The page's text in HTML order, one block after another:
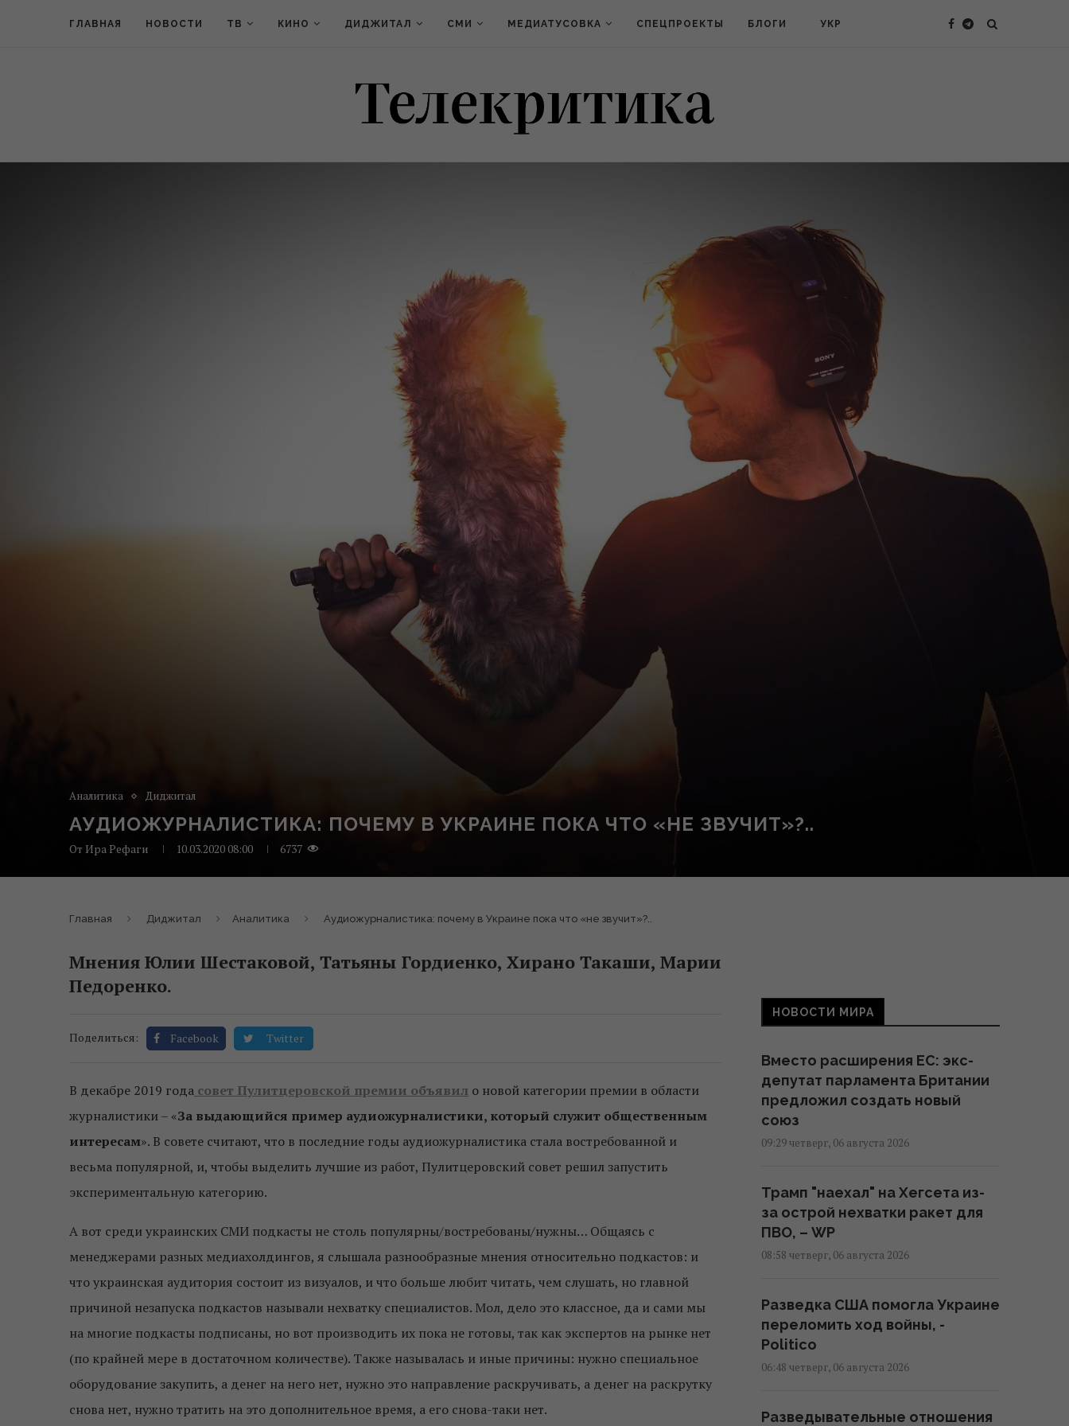
ГЛАВНАЯ НОВОСТИ ТВ КИНО ДИДЖИТАЛ СМИ МЕДИАТУСОВКА СПЕЦПРОЕКТЫ БЛОГИ УКР
Аналитика Диджитал
АУДИОЖУРНАЛИСТИКА: ПОЧЕМУ В УКРАИНЕ ПОКА ЧТО «НЕ ЗВУЧИТ»?..
От Ира Рефаги 10.03.2020 08:00 6737
Главная Диджитал Аналитика Аудиожурналистика: почему в Украине пока что «не звучит»?..
Мнения Юлии Шестаковой, Татьяны Гордиенко, Хирано Такаши, Марии
Педоренко.
Поделиться: Facebook Twitter
В декабре 2019 года совет Пулитцеровской премии объявил о новой категории премии в области
журналистики – «За выдающийся пример аудиожурналистики, который служит общественным
интересам». В совете считают, что в последние годы аудиожурналистика стала востребованной и
весьма популярной, и, чтобы выделить лучшие из работ, Пулитцеровский совет решил запустить
экспериментальную категорию.
А вот среди украинских СМИ подкасты не столь популярны/востребованы/нужны… Общаясь с
менеджерами разных медиахолдингов, я слышала разнообразные мнения относительно подкастов: и
что украинская аудитория состоит из визуалов, и что больше любит читать, чем слушать, но главной
причиной незапуска подкастов называли нехватку специалистов. Мол, дело это классное, да и сами мы
на многие подкасты подписаны, но вот производить их пока не готовы, так как экспертов на рынке нет
(по крайней мере в достаточном количестве). Также называлась и иные причины: нужно специальное
оборудование закупить, а денег на него нет, нужно это направление раскручивать, а денег на раскрутку
снова нет, нужно тратить на это дополнительное время, а его снова-таки нет.
НОВОСТИ МИРА
Вместо расширения ЕС: экс-
депутат парламента Британии
предложил создать новый
союз
09:29 четверг, 06 августа 2026
Трамп "наехал" на Хегсета из-
за острой нехватки ракет для
ПВО, – WP
08:58 четверг, 06 августа 2026
Разведка США помогла Украине
переломить ход войны, -
Politico
06:48 четверг, 06 августа 2026
Разведывательные отношения